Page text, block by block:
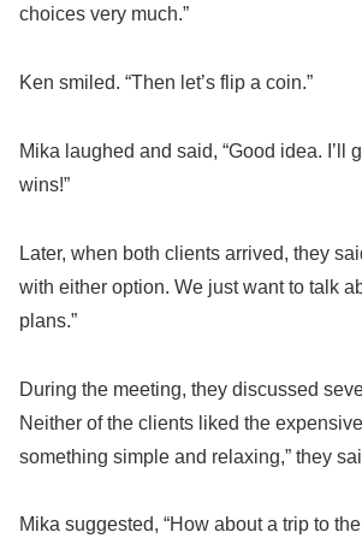
choices very much.”
Ken smiled. “Then let’s flip a coin.”
Mika laughed and said, “Good idea. I’ll
wins!”
Later, when both clients arrived, they
with either option. We just want to talk
plans.”
During the meeting, they discussed
Neither of the clients liked the
something simple and relaxing,” they
Mika suggested, “How about a trip to